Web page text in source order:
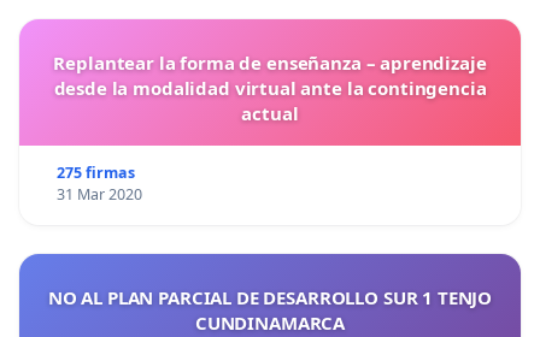
Replantear la forma de enseñanza – aprendizaje
desde la modalidad virtual ante la contingencia
actual
275 firmas
31 Mar 2020
NO AL PLAN PARCIAL DE DESARROLLO SUR 1 TENJO
CUNDINAMARCA